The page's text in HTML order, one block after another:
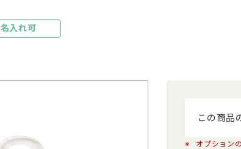
名入れ可
この商品
オプション